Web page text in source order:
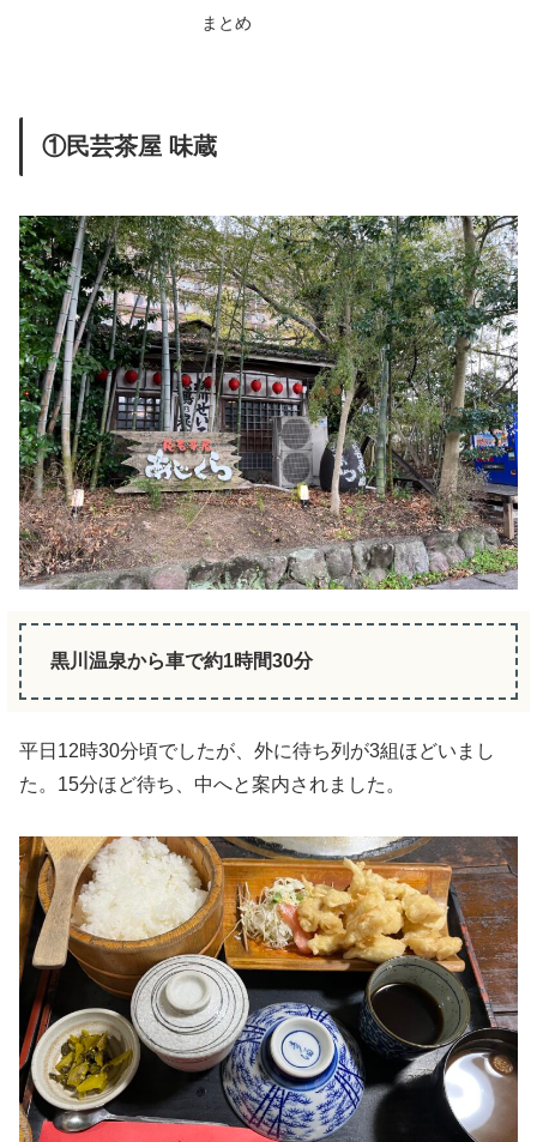
まとめ
①民芸茶屋 味蔵
黒川温泉から車で約1時間30分
平日12時30分頃でしたが、外に待ち列が3組ほどいまし
た。15分ほど待ち、中へと案内されました。